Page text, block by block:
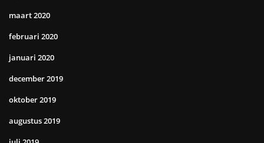
maart 2020
februari 2020
januari 2020
december 2019
oktober 2019
augustus 2019